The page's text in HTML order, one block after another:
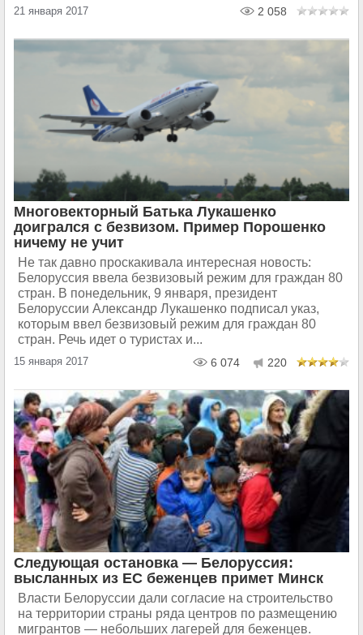
21 января 2017 2 058
Многовекторный Батька Лукашенко
доигрался с безвизом. Пример Порошенко
ничему не учит
Не так давно проскакивала интересная новость:
Белоруссия ввела безвизовый режим для граждан 80
стран. В понедельник, 9 января, президент
Белоруссии Александр Лукашенко подписал указ,
которым ввел безвизовый режим для граждан 80
стран. Речь идет о туристах и...
15 января 2017 6 074 220
Следующая остановка — Белоруссия:
высланных из ЕС беженцев примет Минск
Власти Белоруссии дали согласие на строительство
на территории страны ряда центров по размещению
мигрантов — небольших лагерей для беженцев.